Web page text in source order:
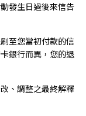
發生日過後來信告
至您當初付款的信
銀行而異，您的退
、調整之最終解釋